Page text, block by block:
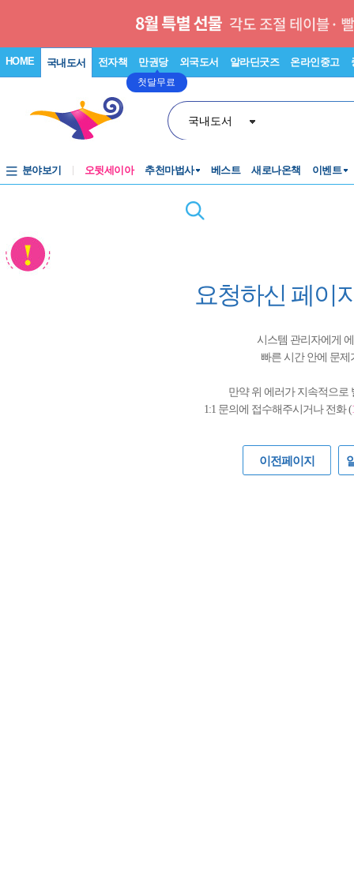
HOME 국내도서 전자책 만권당
첫달무료
외국도서 알라딘굿즈 온라인중고
국내도서
분야보기 오뒷세이아 추천마법사 베스트 새로나온책 이벤트
요청하신 페이
시스템 관리자에게
빠른 시간 안에 문
만약 위 에러가 지속적으로
1:1 문의에 접수해주시거나 전화 (
이전페이지